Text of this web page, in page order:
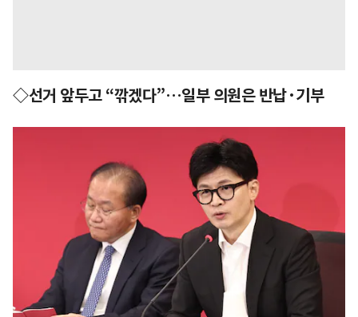
◇선거 앞두고 “깎겠다”…일부 의원은 반납·기부